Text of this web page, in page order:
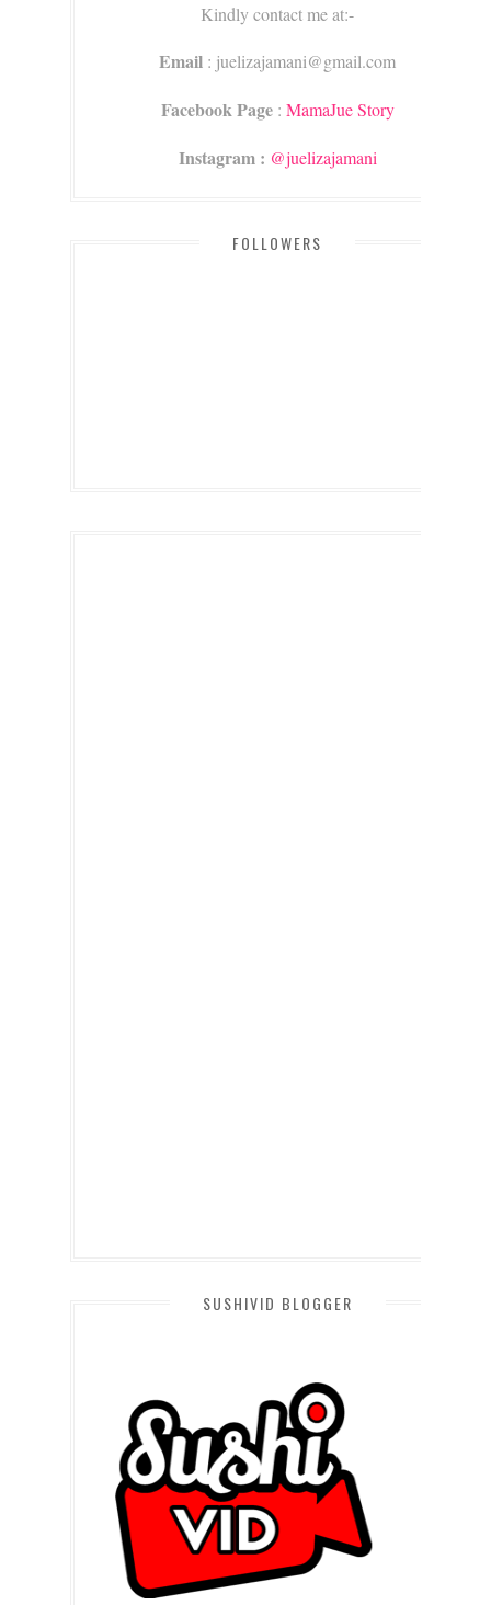
Kindly contact me at:-
Email : juelizajamani@gmail.com
Facebook Page: MamaJue Story
Instagram : @juelizajamani
FOLLOWERS
SUSHIVID BLOGGER